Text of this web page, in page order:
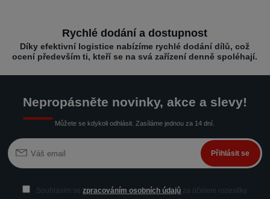
Rychlé dodání a dostupnost
Díky efektivní logistice nabízíme rychlé dodání dílů, což
ocení především ti, kteří se na svá zařízení denně spoléhají.
Nepropásněte novinky, akce a slevy!
Můžete se kdykoli odhlásit. Zasíláme jednou za 14 dní.
Přihlásit se
Souhlasím sezpracováním osobních údajů za účelem rozesílky